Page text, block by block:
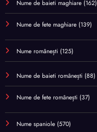
Nume de baieti maghiare (162)
Nume de fete maghiare (139)
Nume românești (125)
Nume de baieti românești (88)
Nume de fete românești (37)
Nume spaniole (570)